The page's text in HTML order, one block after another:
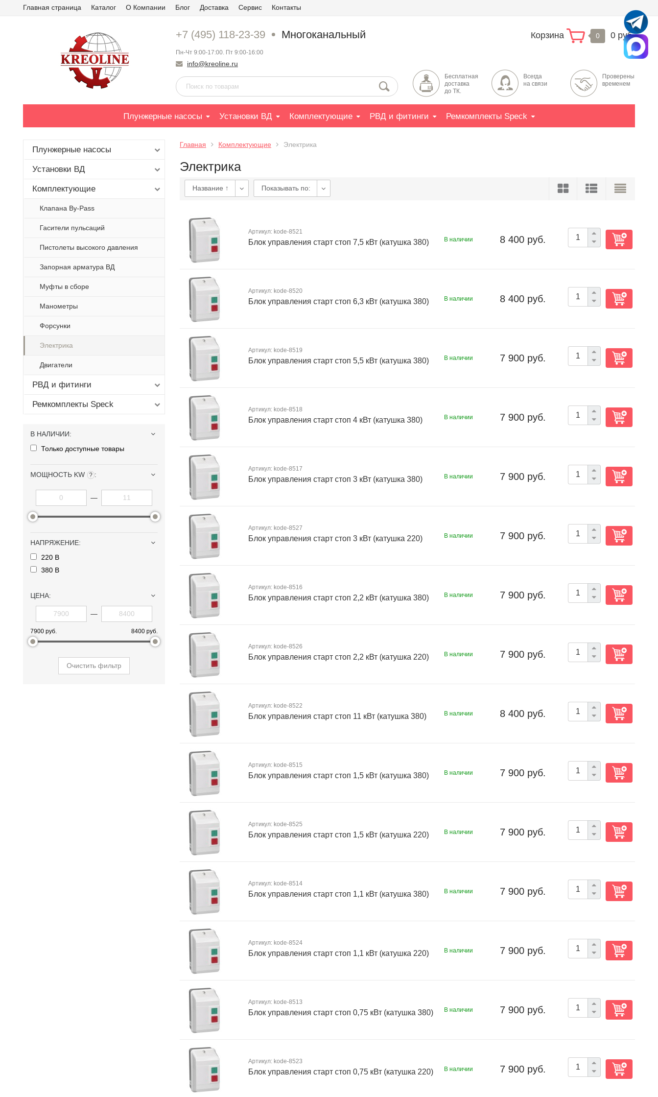
Главная страница Каталог О Компании Блог Доставка Сервис Контакты
+7 (495) 118-23-39 Многоканальный
Пн-Чт 9:00-17:00. Пт 9:00-16:00
info@kreoline.ru
Корзина 0 0 руб.
Бесплатная
доставка
до ТК.
Всегда
на связи
Проверены
временем
Плунжерные насосы Установки ВД Комплектующие РВД и фитинги Ремкомплекты Speck
Плунжерные насосы
Установки ВД
Комплектующие
Клапана By-Pass
Гасители пульсаций
Пистолеты высокого давления
Запорная арматура ВД
Муфты в сборе
Манометры
Форсунки
Электрика
Двигатели
РВД и фитинги
Ремкомплекты Speck
В НАЛИЧИИ:
Только доступные товары
МОЩНОСТЬ KW ? :
—
НАПРЯЖЕНИЕ:
220 В
380 В
ЦЕНА:
—
7900 руб. 8400 руб.
Очистить фильтр
Главная Комплектующие Электрика
Электрика
Название ↑ Показывать по:
Артикул: kode-8521
Блок управления старт стоп 7,5 кВт (катушка 380) В наличии 8 400 руб.
Артикул: kode-8520
Блок управления старт стоп 6,3 кВт (катушка 380) В наличии 8 400 руб.
Артикул: kode-8519
Блок управления старт стоп 5,5 кВт (катушка 380) В наличии 7 900 руб.
Артикул: kode-8518
Блок управления старт стоп 4 кВт (катушка 380) В наличии 7 900 руб.
Артикул: kode-8517
Блок управления старт стоп 3 кВт (катушка 380) В наличии 7 900 руб.
Артикул: kode-8527
Блок управления старт стоп 3 кВт (катушка 220) В наличии 7 900 руб.
Артикул: kode-8516
Блок управления старт стоп 2,2 кВт (катушка 380) В наличии 7 900 руб.
Артикул: kode-8526
Блок управления старт стоп 2,2 кВт (катушка 220) В наличии 7 900 руб.
Артикул: kode-8522
Блок управления старт стоп 11 кВт (катушка 380) В наличии 8 400 руб.
Артикул: kode-8515
Блок управления старт стоп 1,5 кВт (катушка 380) В наличии 7 900 руб.
Артикул: kode-8525
Блок управления старт стоп 1,5 кВт (катушка 220) В наличии 7 900 руб.
Артикул: kode-8514
Блок управления старт стоп 1,1 кВт (катушка 380) В наличии 7 900 руб.
Артикул: kode-8524
Блок управления старт стоп 1,1 кВт (катушка 220) В наличии 7 900 руб.
Артикул: kode-8513
Блок управления старт стоп 0,75 кВт (катушка 380) В наличии 7 900 руб.
Артикул: kode-8523
Блок управления старт стоп 0,75 кВт (катушка 220) В наличии 7 900 руб.